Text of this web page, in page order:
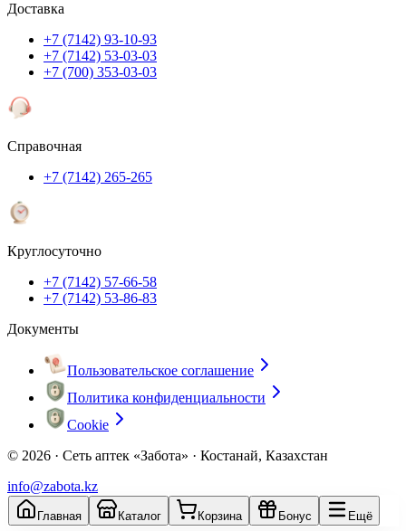
Доставка
+7 (7142) 93-10-93
+7 (7142) 53-03-03
+7 (700) 353-03-03
Справочная
+7 (7142) 265-265
Круглосуточно
+7 (7142) 57-66-58
+7 (7142) 53-86-83
Документы
Пользовательское соглашение
Политика конфиденциальности
Cookie
© 2026 · Сеть аптек «Забота» · Костанай, Казахстан
info@zabota.kz
Главная Каталог Корзина Бонус Ещё